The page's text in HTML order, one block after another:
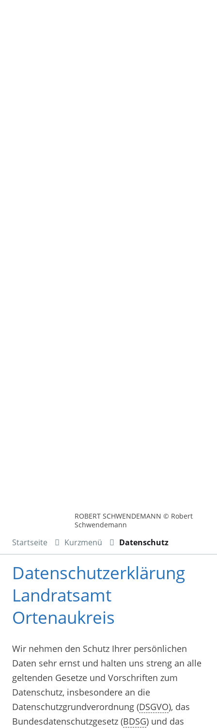
ROBERT SCHWENDEMANN © Robert
Schwendemann
Startseite Kurzmenü Datenschutz
Datenschutzerklärung
Landratsamt
Ortenaukreis
Wir nehmen den Schutz Ihrer persönlichen
Daten sehr ernst und halten uns streng an alle
geltenden Gesetze und Vorschriften zum
Datenschutz, insbesondere an die
Datenschutzgrundverordnung (DSGVO), das
Bundesdatenschutzgesetz (BDSG) und das